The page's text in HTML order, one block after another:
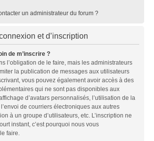
un administrateur du forum ?
et d’inscription
de m’inscrire ?
l’obligation de le faire, mais les administrateurs
la publication de messages aux utilisateurs
vous pouvez également avoir accès à des
qui ne sont pas disponibles aux
d’avatars personnalisés, l’utilisation de la
de courriers électroniques aux autres
à un groupe d’utilisateurs, etc. L’inscription ne
instant, c’est pourquoi nous vous
faire.